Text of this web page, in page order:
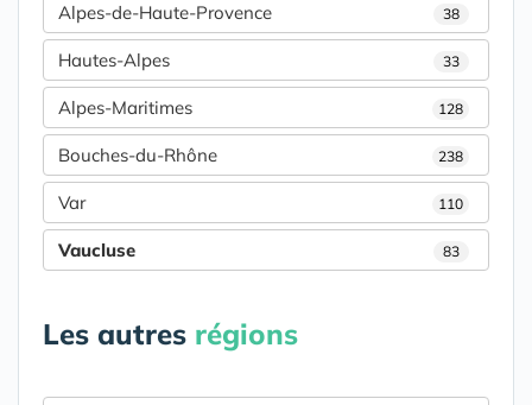
Alpes-de-Haute-Provence 38
Hautes-Alpes 33
Alpes-Maritimes 128
Bouches-du-Rhône 238
Var 110
Vaucluse 83
Les autres régions